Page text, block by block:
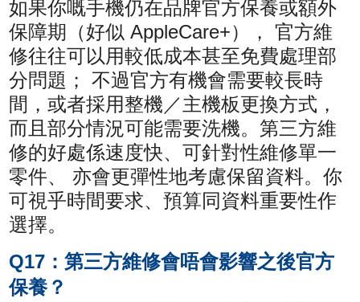
如果你嘅手機仍在品牌官方保養或額外
保障期（好似 AppleCare+）， 官方維
修往往可以用較低成本甚至免費處理部
分問題； 不過官方有機會需要較長時
間，或者採用整機／主機板更換方式，
而且部分情況可能需要洗機。第三方維
修的好處係速度快、可針對性維修單一
零件、 亦會更彈性地考慮保留資料。你
可視乎時間要求、預算同資料重要性作
選擇。
Q17：第三方維修會唔會影響之後官方
保養？